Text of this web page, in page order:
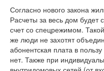
Согласно нового закона
Расчеты за весь дом будет
счет со спецрежимом.
же люди не захотят
абонентская плата в
нет. Также при